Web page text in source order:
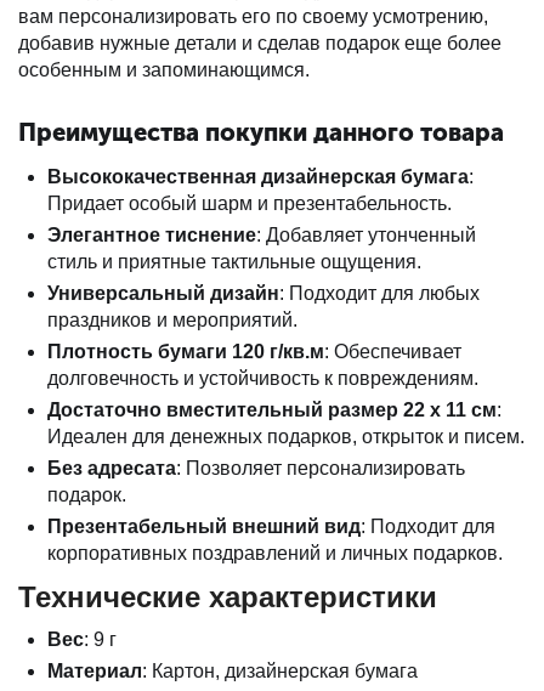
вам персонализировать его по своему усмотрению,
добавив нужные детали и сделав подарок еще более
особенным и запоминающимся.
Преимущества покупки данного товара
Высококачественная дизайнерская бумага:
Придает особый шарм и презентабельность.
Элегантное тиснение: Добавляет утонченный
стиль и приятные тактильные ощущения.
Универсальный дизайн: Подходит для любых
праздников и мероприятий.
Плотность бумаги 120 г/кв.м: Обеспечивает
долговечность и устойчивость к повреждениям.
Достаточно вместительный размер 22 х 11 см:
Идеален для денежных подарков, открыток и писем.
Без адресата: Позволяет персонализировать
подарок.
Презентабельный внешний вид: Подходит для
корпоративных поздравлений и личных подарков.
Технические характеристики
Вес: 9 г
Материал: Картон, дизайнерская бумага